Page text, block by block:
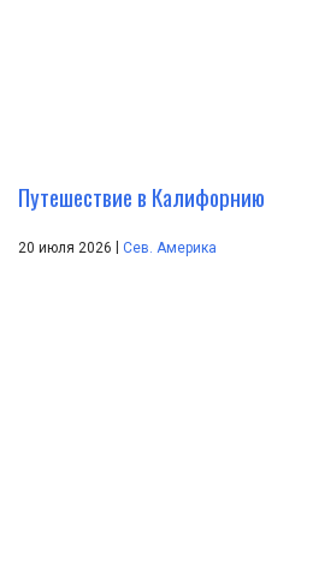
Путешествие в Калифорнию
20 июля 2026 Сев. Америка